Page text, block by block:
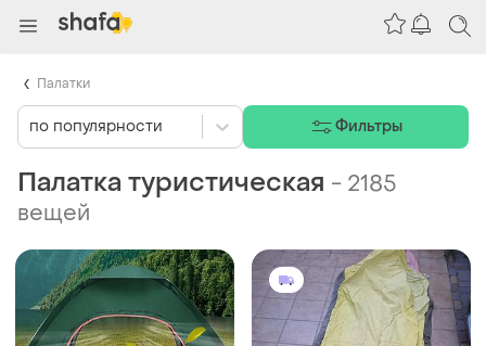
Палатка туристическая - 2185
вещей
по популярности Фильтры
Палатки